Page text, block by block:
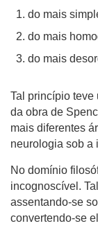
do mais
do mais
do mais
Tal princípio
da obra de
mais diferentes
neurologia sob a
No domínio
incognoscível.
assentando-se
convertendo-se